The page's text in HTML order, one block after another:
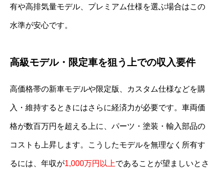
有や高排気量モデル、プレミアム仕様を選ぶ場合はこの
水準が安心です。
高級モデル・限定車を狙う上での収入要件
高価格帯の新車モデルや限定版、カスタム仕様などを購
入・維持するときにはさらに経済力が必要です。車両価
格が数百万円を超える上に、パーツ・塗装・輸入部品の
コストも上昇します。こうしたモデルを無理なく所有す
るには、年収が1,000万円以上であることが望ましいとさ